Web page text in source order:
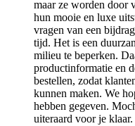
maar ze worden door
hun mooie en luxe
vragen van een
tijd. Het is een
milieu te beperken.
productinformatie en
bestellen, zodat
kunnen maken. We
hebben gegeven.
uiteraard voor je klaar.